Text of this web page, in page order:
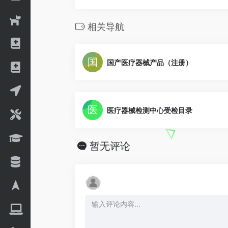
相关导航
国产医疗器械产品（注册）
医疗器械检测中心受检目录
暂无评论